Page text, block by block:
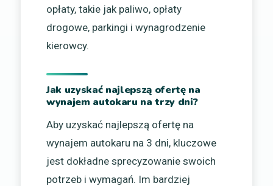
opłaty, takie jak paliwo, opłaty
drogowe, parkingi i wynagrodzenie
kierowcy.
Jak uzyskać najlepszą ofertę na
wynajem autokaru na trzy dni?
Aby uzyskać najlepszą ofertę na
wynajem autokaru na 3 dni, kluczowe
jest dokładne sprecyzowanie swoich
potrzeb i wymagań. Im bardziej